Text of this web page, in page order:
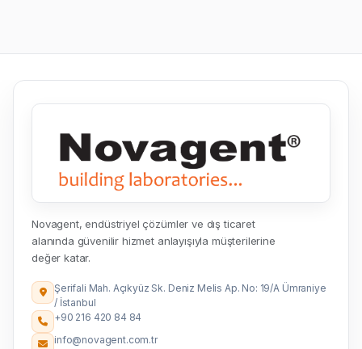
Novagent, endüstriyel çözümler ve dış ticaret
alanında güvenilir hizmet anlayışıyla müşterilerine
değer katar.
Şerifali Mah. Açıkyüz Sk. Deniz Melis Ap. No: 19/A Ümraniye
/ İstanbul
+90 216 420 84 84
info@novagent.com.tr